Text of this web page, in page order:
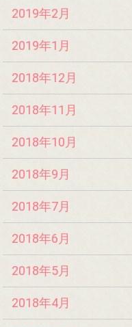
2019年2月
2019年1月
2018年12月
2018年11月
2018年10月
2018年9月
2018年7月
2018年6月
2018年5月
2018年4月